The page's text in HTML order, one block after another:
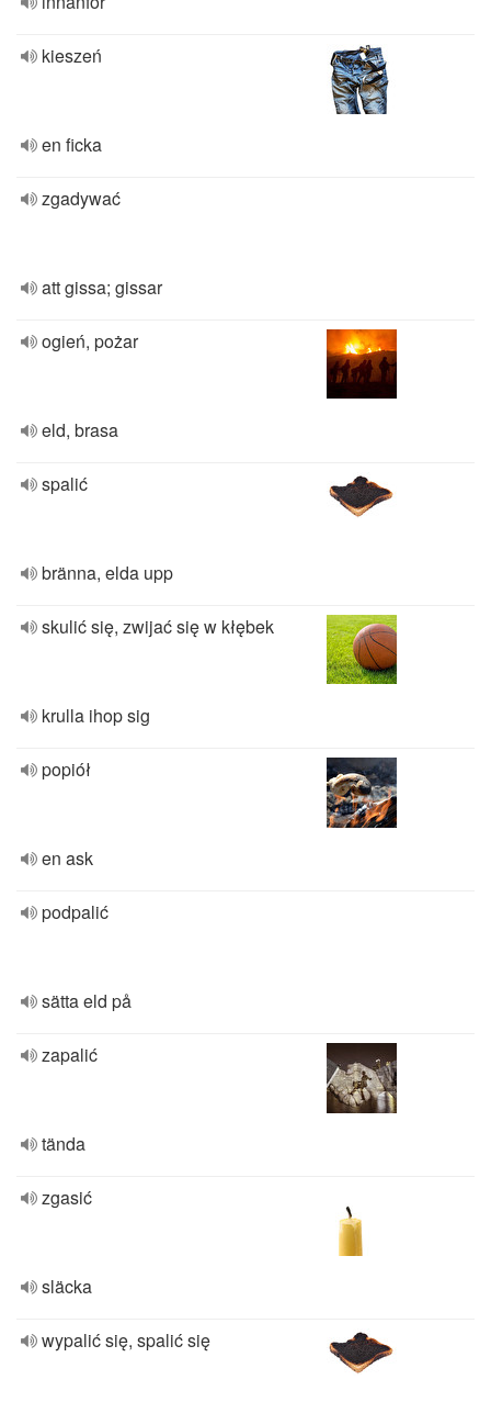
kieszeń
en ficka
zgadywać
att gissa; gissar
ogień, pożar
eld, brasa
spalić
bränna, elda upp
skulić się, zwijać się w kłębek
krulla ihop sig
popiół
en ask
podpalić
sätta eld på
zapalić
tända
zgasić
släcka
wypalić się, spalić się